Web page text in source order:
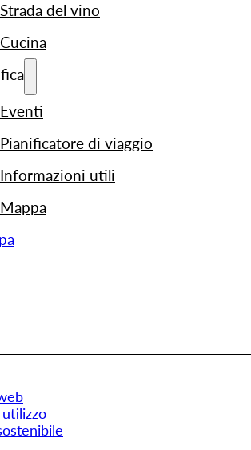
Strada del vino
Cucina
Eventi
Pianificatore di viaggio
Informazioni utili
Mappa